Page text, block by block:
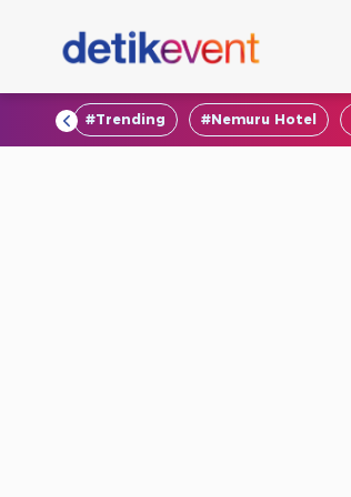
#Trending #Nemuru Hotel